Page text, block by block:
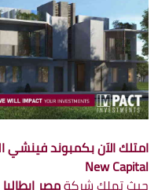
New Capital
حيث تملك شركةمصر إيطاليا